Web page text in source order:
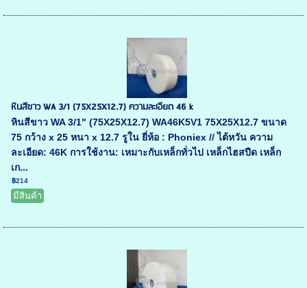
หินสีขาว WA 3/1 (75X25X12.7) ความละเอียด 46 k
หินสีขาว WA 3/1" (75X25X12.7) WA46K5V1 75X25X12.7 ขนาด
75 กว้าง x 25 หนา x 12.7 รูใน ยี่ห้อ : Phoniex // ไต้หวัน ความ
ละเอียด: 46K การใช้งาน: เหมาะกับเหล็กทั่วไป เหล็กไฮสปีด เหล็ก
เก...
฿214
มีสินค้า